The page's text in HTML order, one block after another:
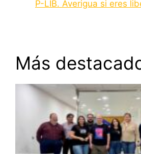
P-LIB. Averigua si eres
Más